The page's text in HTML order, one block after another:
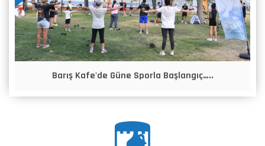
Barış Kafe'de Güne Sporla Başlangıç…..